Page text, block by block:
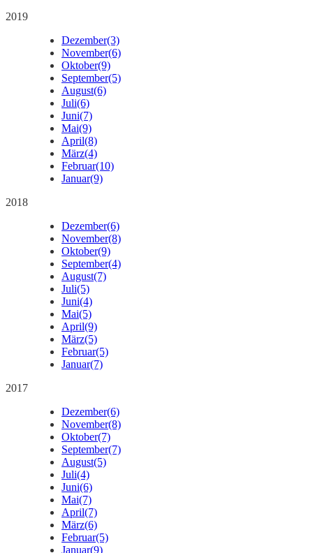
2019
Dezember(3)
November(6)
Oktober(9)
September(5)
August(6)
Juli(6)
Juni(7)
Mai(9)
April(8)
März(4)
Februar(10)
Januar(9)
2018
Dezember(6)
November(8)
Oktober(9)
September(4)
August(7)
Juli(5)
Juni(4)
Mai(5)
April(9)
März(5)
Februar(5)
Januar(7)
2017
Dezember(6)
November(8)
Oktober(7)
September(7)
August(5)
Juli(4)
Juni(6)
Mai(7)
April(7)
März(6)
Februar(5)
Januar(9)